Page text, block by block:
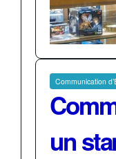
Communication
un